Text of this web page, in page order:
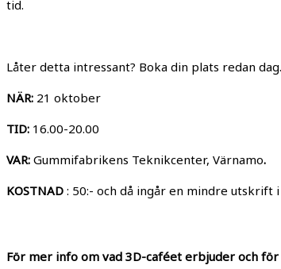
tid.
Låter detta intressant? Boka din plats redan dag.
NÄR: 21 oktober
TID: 16.00-20.00
VAR: Gummifabrikens Teknikcenter, Värnamo.
KOSTNAD : 50:- och då ingår en mindre utskrift
För mer info om vad 3D-caféet erbjuder och